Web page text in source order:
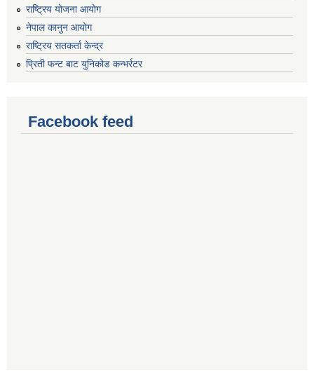
राष्ट्रिय योजना आयोग
नेपाल कानुन आयोग
राष्ट्रिय सतकर्ता केन्द्र
प्रिती फन्ट बाट युनिकोड कन्भर्रटर
Facebook feed